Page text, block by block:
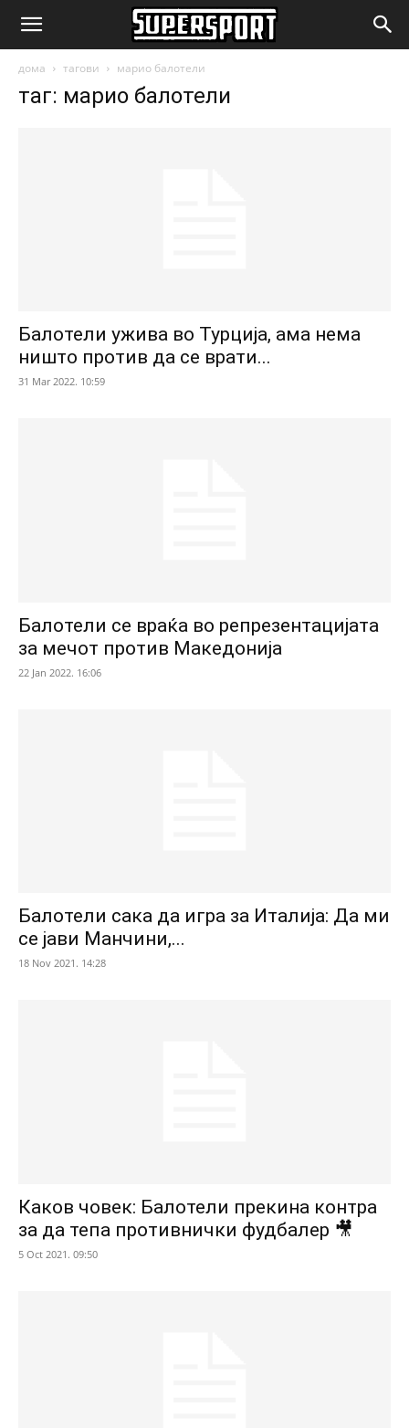
SuperSport.mk
дома тагови марио балотели
таг: марио балотели
Балотели ужива во Турција, ама нема
ништо против да се врати...
31 Mar 2022. 10:59
Балотели се враќа во репрезентацијата
за мечот против Македонија
22 Jan 2022. 16:06
Балотели сака да игра за Италија: Да ми
се јави Манчини,...
18 Nov 2021. 14:28
Каков човек: Балотели прекина контра
за да тепа противнички фудбалер 🎥
5 Oct 2021. 09:50